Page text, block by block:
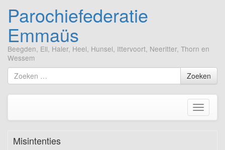
Parochiefederatie
Emmaüs
Beegden, Ell, Haler, Heel, Hunsel, Ittervoort, Neeritter, Thorn en
Wessem
Ga
naar
Zoek
naar
Zoeken
Toggle
Misintenties